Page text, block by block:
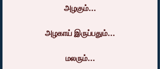
அழகும்...
அழகாய் இருப்பதும்...
மலரும்...